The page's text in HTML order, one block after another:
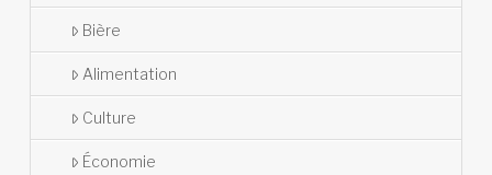
Bière
Alimentation
Culture
Économie